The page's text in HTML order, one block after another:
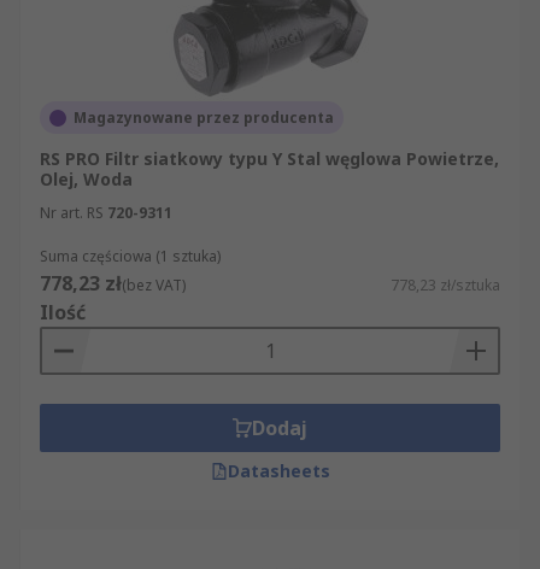
Magazynowane przez producenta
RS PRO Filtr siatkowy typu Y Stal węglowa Powietrze,
Olej, Woda
Nr art. RS 720-9311
Suma częściowa (1 sztuka)
778,23 zł(bez VAT) 778,23 zł/sztuka
Ilość
Dodaj
Datasheets